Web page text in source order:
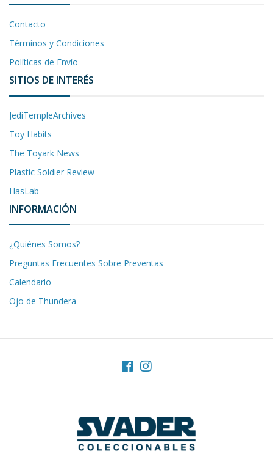
Contacto
Términos y Condiciones
Políticas de Envío
SITIOS DE INTERÉS
JediTempleArchives
Toy Habits
The Toyark News
Plastic Soldier Review
HasLab
INFORMACIÓN
¿Quiénes Somos?
Preguntas Frecuentes Sobre Preventas
Calendario
Ojo de Thundera